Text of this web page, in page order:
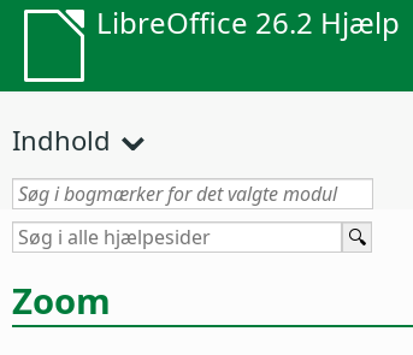
LibreOffice 26.2 Hjælp
Indhold
Zoom